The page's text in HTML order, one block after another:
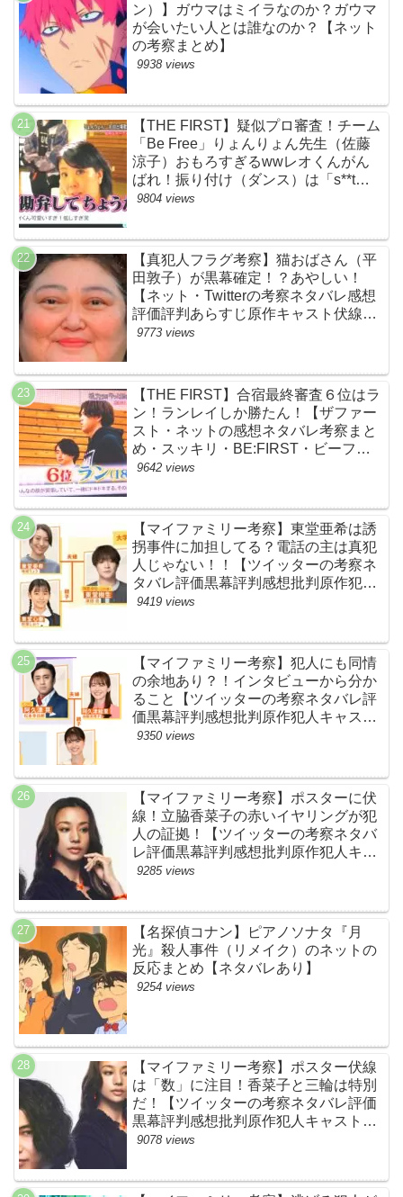
ン）】ガウマはミイラなのか？ガウマ
が会いたい人とは誰なのか？【ネット
の考察まとめ】
9938 views
【THE FIRST】疑似プロ審査！チーム
「Be Free」りょんりょん先生（佐藤
涼子）おもろすぎるwwレオくんがん
ばれ！振り付け（ダンス）は「s**t
kingz」のOguri・Kazuki！豪華！【ネ
BE:FIRST・ビーファースト】
9804 views
【真犯人フラグ考察】猫おばさん（平
田敦子）が黒幕確定！？あやしい！
【ネット・Twitterの考察ネタバレ感想
評価評判あらすじ原作キャスト伏線ま
とめ】
9773 views
【THE FIRST】合宿最終審査６位はラ
ン！ランレイしか勝たん！【ザファー
スト・ネットの感想ネタバレ考察まと
め・スッキリ・BE:FIRST・ビーファ
ースト】
9642 views
【マイファミリー考察】東堂亜希は誘
拐事件に加担してる？電話の主は真犯
人じゃない！！【ツイッターの考察ネ
タバレ評価黒幕評判感想批判原作犯人
キャスト脚本あらすじ伏線まとめ】
9419 views
【マイファミリー考察】犯人にも同情
の余地あり？！インタビューから分か
ること【ツイッターの考察ネタバレ評
価黒幕評判感想批判原作犯人キャスト
脚本あらすじ伏線まとめ】
9350 views
【マイファミリー考察】ポスターに伏
線！立脇香菜子の赤いイヤリングが犯
人の証拠！【ツイッターの考察ネタバ
レ評価黒幕評判感想批判原作犯人キャ
スト脚本あらすじ伏線まとめ・高橋メ
9285 views
【名探偵コナン】ピアノソナタ『月
光』殺人事件（リメイク）のネットの
反応まとめ【ネタバレあり】
9254 views
【マイファミリー考察】ポスター伏線
は「数」に注目！香菜子と三輪は特別
だ！【ツイッターの考察ネタバレ評価
黒幕評判感想批判原作犯人キャスト脚
本あらすじ伏線まとめ】
9078 views